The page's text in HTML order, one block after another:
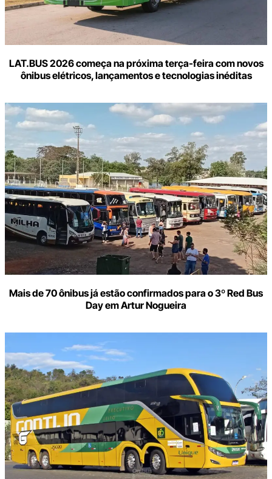
LAT.BUS 2026 começa na próxima terça-feira com novos
ônibus elétricos, lançamentos e tecnologias inéditas
Mais de 70 ônibus já estão confirmados para o 3º Red Bus
Day em Artur Nogueira